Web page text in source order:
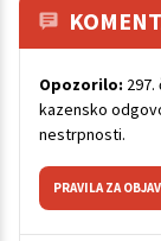
Opozorilo:
kazensko
nestrpnosti.
PRAVILA ZA